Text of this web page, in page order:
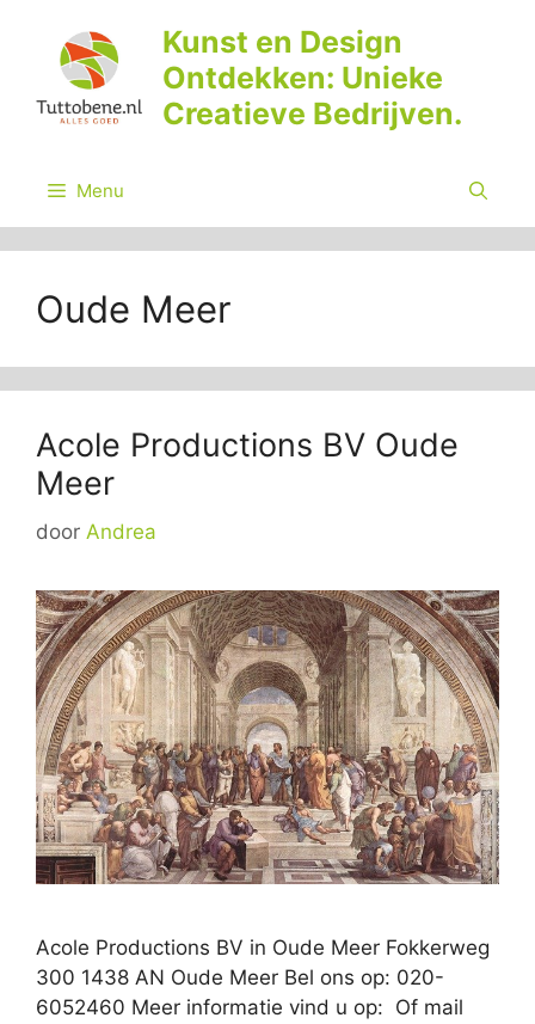
inhoud
Kunst en Design
Ontdekken: Unieke
Creatieve Bedrijven.
Menu
Oude Meer
Acole Productions BV Oude
Meer
door Andrea
Acole Productions BV in Oude Meer Fokkerweg
300 1438 AN Oude Meer Bel ons op: 020-
6052460 Meer informatie vind u op: Of mail